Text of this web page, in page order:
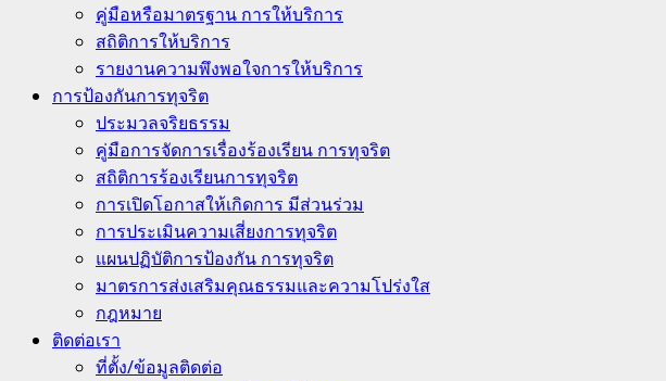
คู่มือหรือมาตรฐาน การให้บริการ
สถิติการให้บริการ
รายงานความพึงพอใจการให้บริการ
การป้องกันการทุจริต
ประมวลจริยธรรม
คู่มือการจัดการเรื่องร้องเรียน การทุจริต
สถิติการร้องเรียนการทุจริต
การเปิดโอกาสให้เกิดการ มีส่วนร่วม
การประเมินความเสี่ยงการทุจริต
แผนปฏิบัติการป้องกัน การทุจริต
มาตรการส่งเสริมคุณธรรมและความโปร่งใส
กฎหมาย
ติดต่อเรา
ที่ตั้ง/ข้อมูลติดต่อ